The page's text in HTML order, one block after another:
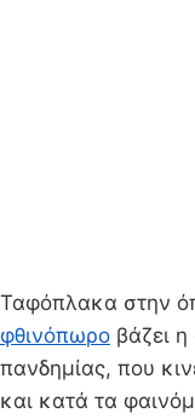
Ταφόπλακα στην
φθινόπωρο βάζει
πανδημίας, που
και κατά τα